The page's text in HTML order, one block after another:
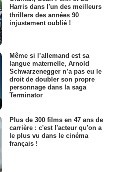
Harris dans l'un des meilleurs
thrillers des années 90
injustement oublié !
Même si l’allemand est sa
langue maternelle, Arnold
Schwarzenegger n’a pas eu le
droit de doubler son propre
personnage dans la saga
Terminator
Plus de 300 films en 47 ans de
carrière : c'est l'acteur qu'on a
le plus vu dans le cinéma
français !